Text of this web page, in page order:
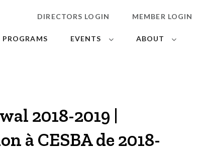
PROGRAMS EVENTS ABOUT
DIRECTORS LOGIN MEMBER LOGIN
2018-2019 |
à CESBA de 2018-